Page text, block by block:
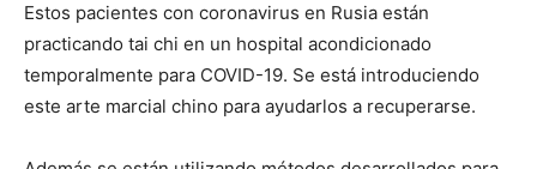
Estos pacientes con coronavirus en Rusia están
practicando tai chi en un hospital acondicionado
temporalmente para COVID-19. Se está introduciendo
este arte marcial chino para ayudarlos a recuperarse.